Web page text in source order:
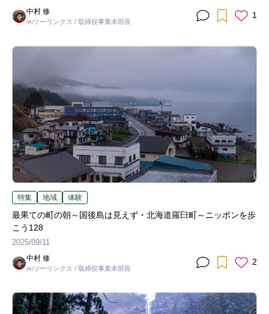
中村 修
㈱ツーリンクス / 取締役事業本部長
1
特集 地域 体験
最果ての町の朝～国後島は見えず・北海道羅臼町～ニッポンを歩
こう128
2025/09/11
中村 修
㈱ツーリンクス / 取締役事業本部長
2